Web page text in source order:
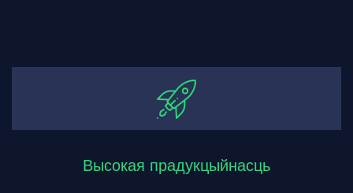
Высокая прадукцыйнасць